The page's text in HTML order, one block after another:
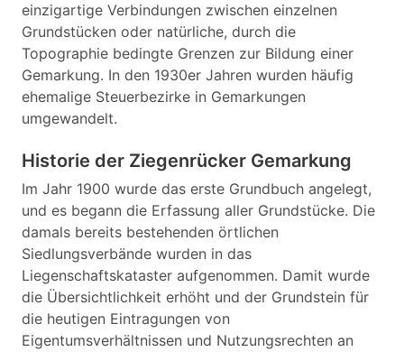
einzigartige Verbindungen zwischen einzelnen
Grundstücken oder natürliche, durch die
Topographie bedingte Grenzen zur Bildung einer
Gemarkung. In den 1930er Jahren wurden häufig
ehemalige Steuerbezirke in Gemarkungen
umgewandelt.
Historie der Ziegenrücker Gemarkung
Im Jahr 1900 wurde das erste Grundbuch angelegt,
und es begann die Erfassung aller Grundstücke. Die
damals bereits bestehenden örtlichen
Siedlungsverbände wurden in das
Liegenschaftskataster aufgenommen. Damit wurde
die Übersichtlichkeit erhöht und der Grundstein für
die heutigen Eintragungen von
Eigentumsverhältnissen und Nutzungsrechten an